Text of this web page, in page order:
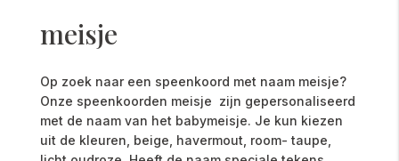
meisje
Op zoek naar een speenkoord met naam meisje?
Onze speenkoorden meisje zijn gepersonaliseerd
met de naam van het babymeisje. Je kun kiezen
uit de kleuren, beige, havermout, room- taupe,